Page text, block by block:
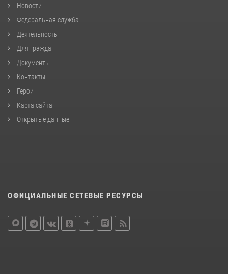
Новости
Федеральная служба
Деятельность
Для граждан
Документы
Контакты
Герои
Карта сайта
Открытые данные
ОФИЦИАЛЬНЫЕ СЕТЕВЫЕ РЕСУРСЫ